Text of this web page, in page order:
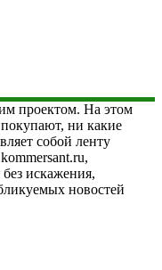
проектом. На этом
ни какие
собой ленту
искажения,
новостей